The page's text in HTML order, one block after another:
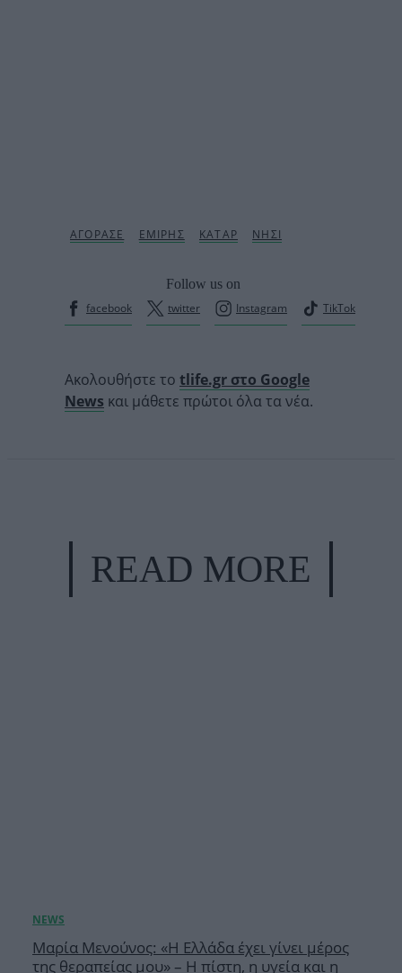
Follow us on
facebook
twitter Instagram TikTok
Ακολουθήστε το tlife.gr στο Google
News και μάθετε πρώτοι όλα τα νέα.
READ MORE
Μαρία Μενούνος: «Η Ελλάδα έχει γίνει μέρος
της θεραπείας μου» – Η πίστη, η υγεία και η